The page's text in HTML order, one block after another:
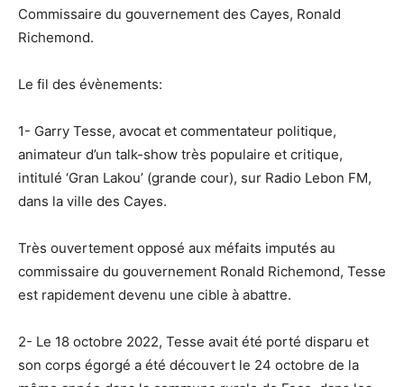
Commissaire du gouvernement des Cayes, Ronald
Richemond.
Le fil des évènements:
1- Garry Tesse, avocat et commentateur politique,
animateur d’un talk-show très populaire et critique,
intitulé ‘Gran Lakou’ (grande cour), sur Radio Lebon FM,
dans la ville des Cayes.
Très ouvertement opposé aux méfaits imputés au
commissaire du gouvernement Ronald Richemond, Tesse
est rapidement devenu une cible à abattre.
2- Le 18 octobre 2022, Tesse avait été porté disparu et
son corps égorgé a été découvert le 24 octobre de la